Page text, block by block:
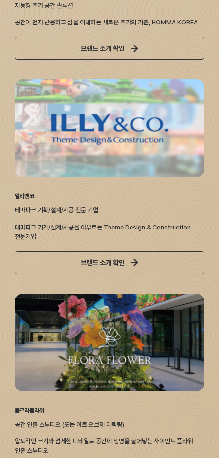
지능형 주거 공간 솔루션
공간이 먼저 반응하고 삶을 이해하는 새로운 주거의 기준, HOMMA KOREA
브랜드 소개 확인
일리앤코
테마파크 기획/설계/시공 전문 기업
테마파크 기획/설계/시공을 아우르는 Theme Design & Construction
전문기업
브랜드 소개 확인
플로라플라워
공간 연출 스튜디오 (또는 아트 오브제 디렉팅)
압도적인 크기와 섬세한 디테일로 공간에 생명을 불어넣는 자이언트 플라워
연출 스튜디오